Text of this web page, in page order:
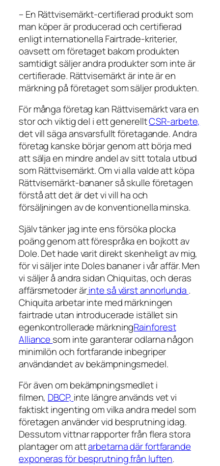
– En Rättvisemärkt-certifierad produkt som
man köper är producerad och certifierad
enligt internationella Fairtrade-kriterier,
oavsett om företaget bakom produkten
samtidigt säljer andra produkter som inte är
certifierade. Rättvisemärkt är inte är en
märkning på företaget som säljer produkten.
För många företag kan Rättvisemärkt vara en
stor och viktig del i ett generelltCSR-arbete,
det vill säga ansvarsfullt företagande. Andra
företag kanske börjar genom att börja med
att sälja en mindre andel av sitt totala utbud
som Rättvisemärkt. Om vi alla valde att köpa
Rättvisemärkt-bananer så skulle företagen
förstå att det är det vi vill ha och
försäljningen av de konventionella minska.
Själv tänker jag inte ens försöka plocka
poäng genom att förespråka en bojkott av
Dole. Det hade varit direkt skenheligt av mig,
för vi säljer inte Doles bananer i vår affär. Men
vi säljer å andra sidan Chiquitas, och deras
affärsmetoder ärinte så värst annorlunda .
Chiquita arbetar inte med märkningen
fairtrade utan introducerade istället sin
egenkontrollerade märkningRainforest
Alliance som inte garanterar odlarna någon
minimilön och fortfarande inbegriper
användandet av bekämpningsmedel.
För även om bekämpningsmedlet i
filmen, DBCP, inte längre används vet vi
faktiskt ingenting om vilka andra medel som
företagen använder vid besprutning idag.
Dessutom vittnar rapporter från flera stora
plantager om attarbetarna där fortfarande
exponeras för besprutning från luften.